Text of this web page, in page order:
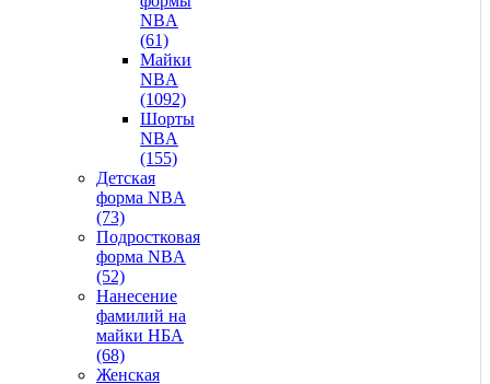
NBA
(61)
Майки
NBA
(1092)
Шорты
NBA
(155)
Детская
форма NBA
(73)
Подростковая
форма NBA
(52)
Нанесение
фамилий на
майки НБА
(68)
Женская